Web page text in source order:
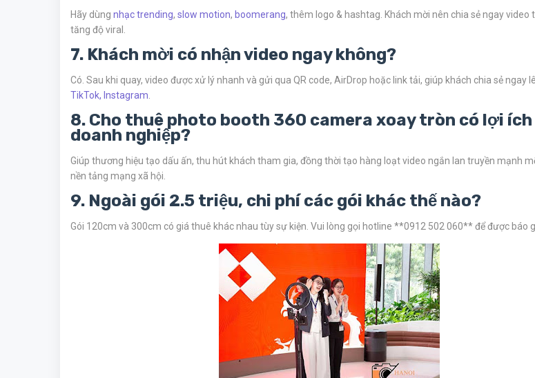
Hãy dùng nhạc trending, slow motion, boomerang, thêm logo & hashtag. Khách mời nên chia sẻ ngay video
tăng độ viral.
7. Khách mời có nhận video ngay không?
Có. Sau khi quay, video được xử lý nhanh và gửi qua QR code, AirDrop hoặc link tải, giúp khách chia sẻ ngay
TikTok, Instagram
8. Cho thuê photo booth 360 camera xoay tròn có lợi ích
doanh nghiệp?
Giúp thương hiệu tạo dấu ấn, thu hút khách tham gia, đồng thời tạo hàng loạt video ngắn lan truyền mạnh
nền tảng mạng xã hội.
9. Ngoài gói 2.5 triệu, chi phí các gói khác thế nào?
Gói 120cm và 300cm có giá thuê khác nhau tùy sự kiện. Vui lòng gọi hotline **0912 502 060** để được báo